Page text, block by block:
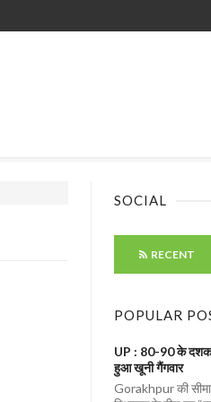
SOCIAL
RECENT
POPULAR
UP : 80-90 के दशक में
हुआ खूनी गैंगवार
Gorakhpur की